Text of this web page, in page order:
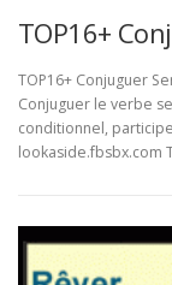
TOP16+
TOP16+ Conjuguer
Conjuguer le verbe
conditionnel,
lookaside.fbsbx.com